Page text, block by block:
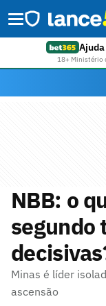
Ajuda
18+ Ministério
NBB: o
segundo
Minas é líder
ascensão